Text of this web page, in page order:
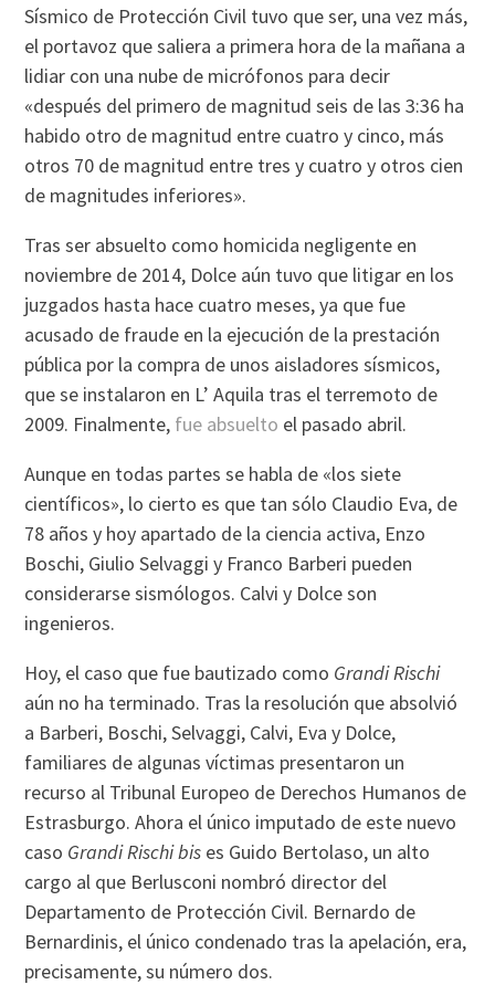
Sísmico de Protección Civil tuvo que ser, una vez más,
el portavoz que saliera a primera hora de la mañana a
lidiar con una nube de micrófonos para decir
«después del primero de magnitud seis de las 3:36 ha
habido otro de magnitud entre cuatro y cinco, más
otros 70 de magnitud entre tres y cuatro y otros cien
de magnitudes inferiores».
Tras ser absuelto como homicida negligente en
noviembre de 2014, Dolce aún tuvo que litigar en los
juzgados hasta hace cuatro meses, ya que fue
acusado de fraude en la ejecución de la prestación
pública por la compra de unos aisladores sísmicos,
que se instalaron en L’ Aquila tras el terremoto de
2009. Finalmente, fue absuelto el pasado abril.
Aunque en todas partes se habla de «los siete
científicos», lo cierto es que tan sólo Claudio Eva, de
78 años y hoy apartado de la ciencia activa, Enzo
Boschi, Giulio Selvaggi y Franco Barberi pueden
considerarse sismólogos. Calvi y Dolce son
ingenieros.
Hoy, el caso que fue bautizado como Grandi Rischi
aún no ha terminado. Tras la resolución que absolvió
a Barberi, Boschi, Selvaggi, Calvi, Eva y Dolce,
familiares de algunas víctimas presentaron un
recurso al Tribunal Europeo de Derechos Humanos de
Estrasburgo. Ahora el único imputado de este nuevo
caso Grandi Rischi bis es Guido Bertolaso, un alto
cargo al que Berlusconi nombró director del
Departamento de Protección Civil. Bernardo de
Bernardinis, el único condenado tras la apelación, era,
precisamente, su número dos.